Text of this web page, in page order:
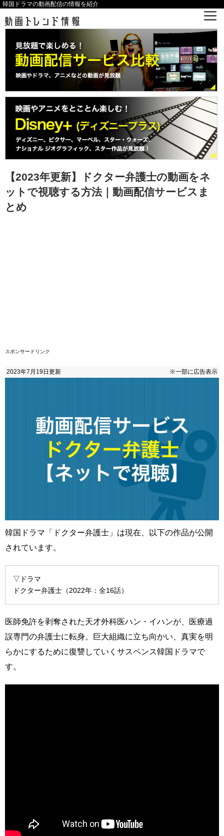
韓国ドラマの動画配信の情報を紹介
【2023年更新】ドクター弁護士の動画をネ
ットで視聴する方法｜動画配信サービスま
とめ
スポンサードリンク
2023年7月19日更新 ※一部に広告表示
韓国ドラマ「ドクター弁護士」は現在、以下の作品が公開
されています。
▽ドラマ
ドクター弁護士（2022年：全16話）
医師免許を剥奪された天才外科医ハン・イハンが、医療過
誤専門の弁護士に転身。巨大組織に立ち向かい、真実を明
らかにするために復讐していくサスペンス韓国ドラマで
す。